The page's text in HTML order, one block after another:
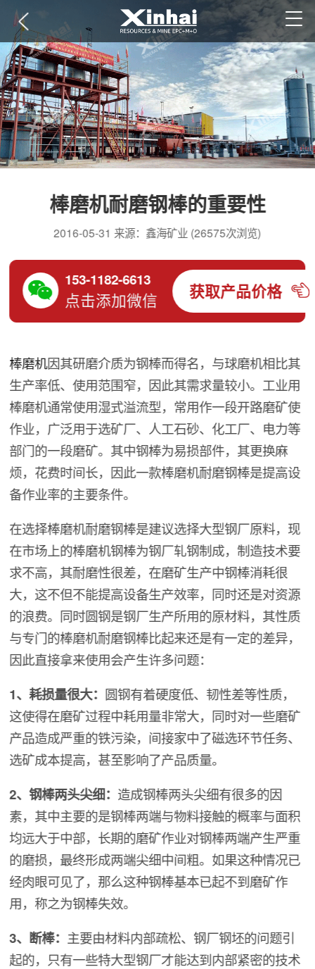
棒磨机耐磨钢棒的重要性
2016-05-31 来源：鑫海矿业 (26575次浏览)
153-1182-6613
点击添加微信 获取产品价格
棒磨机因其研磨介质为钢棒而得名，与球磨机相比其
生产率低、使用范围窄，因此其需求量较小。工业用
棒磨机通常使用湿式溢流型，常用作一段开路磨矿使
作业，广泛用于选矿厂、人工石砂、化工厂、电力等
部门的一段磨矿。其中钢棒为易损部件，其更换麻
烦，花费时间长，因此一款棒磨机耐磨钢棒是提高设
备作业率的主要条件。
在选择棒磨机耐磨钢棒是建议选择大型钢厂原料，现
在市场上的棒磨机钢棒为钢厂轧钢制成，制造技术要
求不高，其耐磨性很差，在磨矿生产中钢棒消耗很
大，这不但不能提高设备生产效率，同时还是对资源
的浪费。同时圆钢是钢厂生产所用的原材料，其性质
与专门的棒磨机耐磨钢棒比起来还是有一定的差异，
因此直接拿来使用会产生许多问题：
1、耗损量很大： 圆钢有着硬度低、韧性差等性质，
这使得在磨矿过程中耗用量非常大，同时对一些磨矿
产品造成严重的铁污染，间接家中了磁选环节任务、
选矿成本提高，甚至影响了产品质量。
2、钢棒两头尖细： 造成钢棒两头尖细有很多的因
素，其中主要的是钢棒两端与物料接触的概率与面积
均远大于中部，长期的磨矿作业对钢棒两端产生严重
的磨损，最终形成两端尖细中间粗。如果这种情况已
经肉眼可见了，那么这种钢棒基本已起不到磨矿作
用，称之为钢棒失效。
3、断棒： 主要由材料内部疏松、钢厂钢坯的问题引
起的，只有一些特大型钢厂才能达到内部紧密的技术